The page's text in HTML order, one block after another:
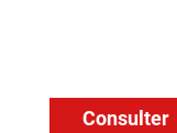
Consulter